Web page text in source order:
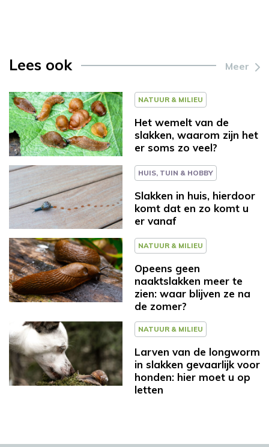
Lees ook Meer
NATUUR & MILIEU
Het wemelt van de
slakken, waarom zijn het
er soms zo veel?
HUIS, TUIN & HOBBY
Slakken in huis, hierdoor
komt dat en zo komt u
er vanaf
NATUUR & MILIEU
Opeens geen
naaktslakken meer te
zien: waar blijven ze na
de zomer?
NATUUR & MILIEU
Larven van de longworm
in slakken gevaarlijk voor
honden: hier moet u op
letten